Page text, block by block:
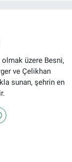
olmak üzere Besni,
ve Çelikhan
sunan, şehrin en